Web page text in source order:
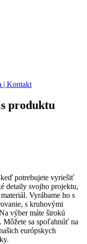
| Kontakt
produktu
potrebujete vyriešiť
detaily svojho projektu,
Vyrábame ho s
s kruhovými
výber máte širokú
Môžete sa spoľahnúť na
európskych